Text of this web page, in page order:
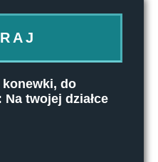
do
twojej działce